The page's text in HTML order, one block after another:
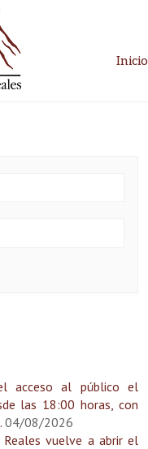
Inicio
acceso al público el
las 18:00 horas, con
04/08/2026
Reales vuelve a abrir el